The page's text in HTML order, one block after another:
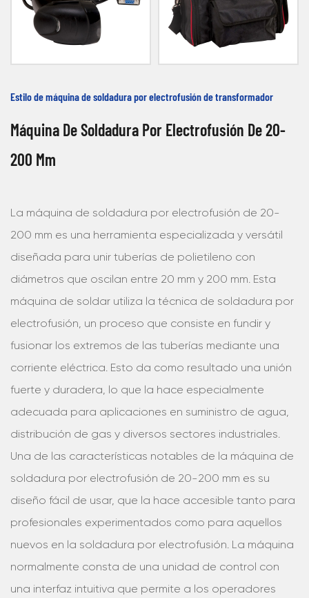
Estilo de máquina de soldadura por electrofusión de transformador
Máquina De Soldadura Por Electrofusión De 20-
200 Mm
La máquina de soldadura por electrofusión de 20-
200 mm es una herramienta especializada y versátil
diseñada para unir tuberías de polietileno con
diámetros que oscilan entre 20 mm y 200 mm. Esta
máquina de soldar utiliza la técnica de soldadura por
electrofusión, un proceso que consiste en fundir y
fusionar los extremos de las tuberías mediante una
corriente eléctrica. Esto da como resultado una unión
fuerte y duradera, lo que la hace especialmente
adecuada para aplicaciones en suministro de agua,
distribución de gas y diversos sectores industriales.
Una de las características notables de la máquina de
soldadura por electrofusión de 20-200 mm es su
diseño fácil de usar, que la hace accesible tanto para
profesionales experimentados como para aquellos
nuevos en la soldadura por electrofusión. La máquina
normalmente consta de una unidad de control con
una interfaz intuitiva que permite a los operadores